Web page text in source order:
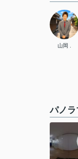
山岡 .
パノ